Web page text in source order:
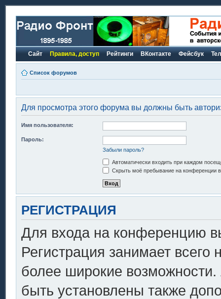
Сайт Правила, доступ Рейтинги ВКонтакте Фейсбук
Список форумов
Для просмотра этого форума вы должны быть
Имя пользователя:
Пароль:
Забыли пароль?
Автоматически входить при каждом
Скрыть моё пребывание на конференции в
РЕГИСТРАЦИЯ
Для входа на конференцию
Регистрация занимает всего
более широкие
быть установлены также